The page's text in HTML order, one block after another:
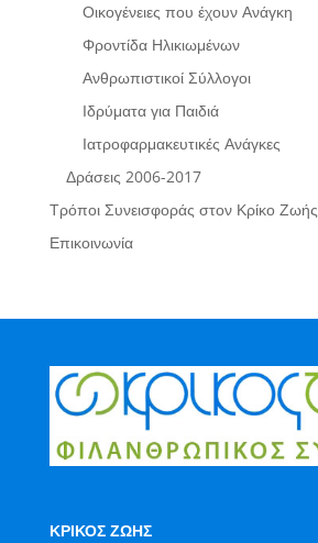
Οικογένειες που έχουν Ανάγκη
Φροντίδα Ηλικιωμένων
Ανθρωπιστικοί Σύλλογοι
Ιδρύματα για Παιδιά
Ιατροφαρμακευτικές Ανάγκες
Δράσεις 2006-2017
Τρόποι Συνεισφοράς στον Κρίκο Ζωής
Επικοινωνία
ΚΡΙΚΟΣ ΖΩΗΣ